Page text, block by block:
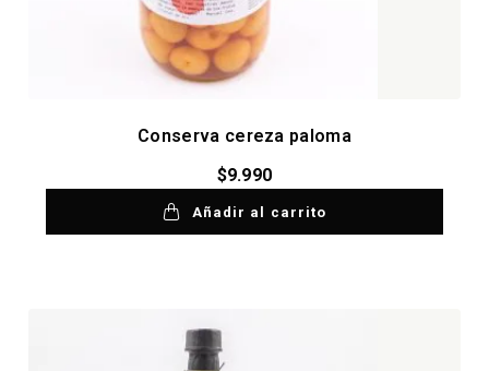
Conserva cereza paloma
$9.990
Añadir al carrito